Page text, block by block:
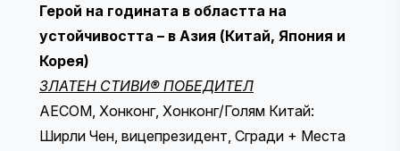
Герой на годината в областта на
устойчивостта – в Азия (Китай, Япония и
Корея)
ЗЛАТЕН СТИВИ® ПОБЕДИТЕЛ
AECOM, Хонконг, Хонконг/Голям Китай:
Ширли Чен, вицепрезидент, Сгради + Места